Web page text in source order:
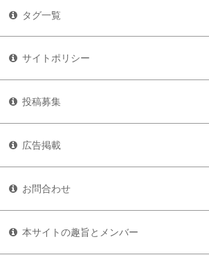
タグ一覧
サイトポリシー
投稿募集
広告掲載
お問合わせ
本サイトの趣旨とメンバー